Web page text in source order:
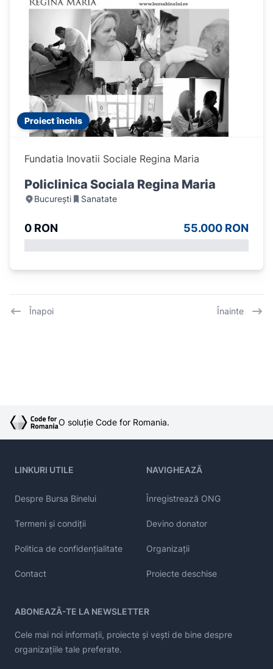
Proiect închis
Fundatia Inovatii Sociale Regina Maria
Policlinica Sociala Regina Maria
București Sanatate
0 RON 55.000 RON
Înapoi Înainte
O soluție Code for Romania.
LINKURI UTILE
Despre Bursa Binelui
Termeni și condiții
Politica de confidențialitate
Contact
NAVIGHEAZĂ
Înregistrează ONG
Devino donator
Organizații
Proiecte deschise
ABONEAZĂ-TE LA NEWSLETTER
Cele mai noi informații, proiecte și vești de bine despre
organizațiile tale preferate.